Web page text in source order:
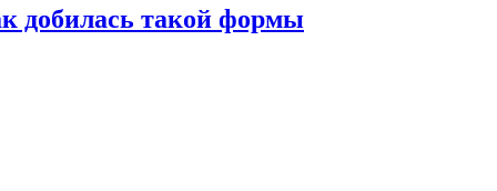
добилась такой формы